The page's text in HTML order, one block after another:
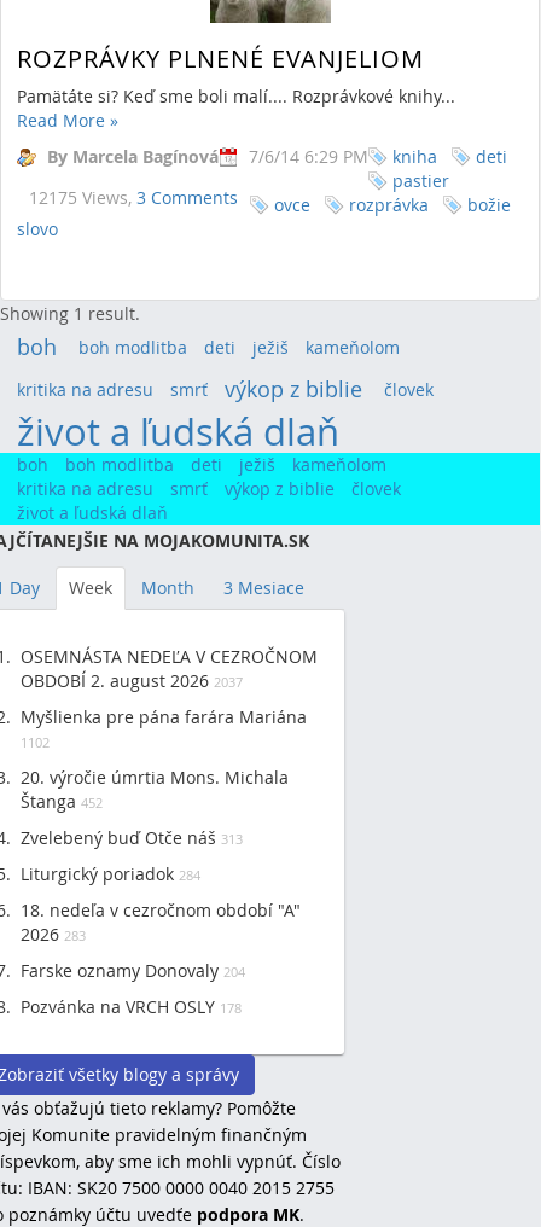
ROZPRÁVKY PLNENÉ EVANJELIOM
Pamätáte si? Keď sme boli malí.... Rozprávkové knihy...
Read More »
By Marcela Bagínová
7/6/14 6:29 PM
12175 Views, 3 Comments
kniha
deti
pastier
ovce
rozprávka
božie
slovo
Showing 1 result.
boh (24)boh modlitba (7)deti (14)ježiš (9)kameňolom
kritika na adresu (9)smrť (11)
výkop z biblie (20)
človek
život a ľudská dlaň
boh boh modlitba deti ježiš
kameňolom
kritika na adresu
smrť výkop z biblie
človek
život a ľudská dlaň
NA MOJAKOMUNITA.SK
Day Week Month 3 Mesiace
OSEMNÁSTA NEDEĽA V CEZROČNOM
OBDOBÍ 2. august 2026 2037
Myšlienka pre pána farára Mariána
1102
20. výročie úmrtia Mons. Michala
Štanga 452
Zvelebený buď Otče náš 313
Liturgický poriadok 284
18. nedeľa v cezročnom období "A"
2026 283
Farske oznamy Donovaly 204
Pozvánka na VRCH OSLY 178
všetky blogy a správy
obťažujú tieto reklamy? Pomôžte
Komunite pravidelným finančným
aby sme ich mohli vypnúť. Číslo
IBAN: SK20 7500 0000 0040 2015 2755
poznámky účtu uvedťe podpora MK.